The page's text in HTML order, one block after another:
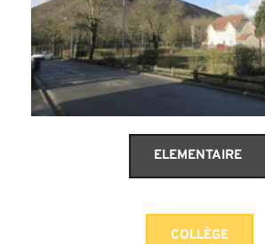
ELEMENTAIRE
COLLÈGE